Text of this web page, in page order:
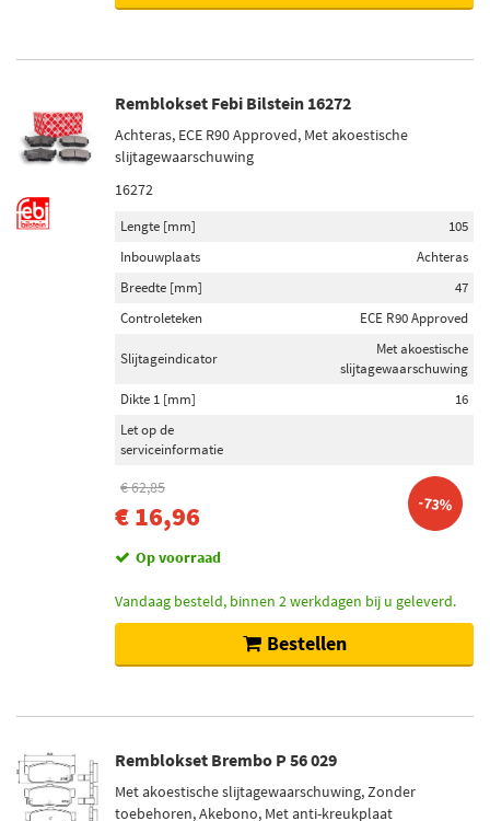
Remblokset Febi Bilstein 16272
Achteras, ECE R90 Approved, Met akoestische
slijtagewaarschuwing
16272
Lengte [mm]
105
Inbouwplaats
Achteras
Breedte [mm]
47
Controleteken
ECE R90 Approved
Slijtageindicator
Met akoestische
slijtagewaarschuwing
Dikte 1 [mm]
16
Let op de
serviceinformatie
€ 62,85
€ 16,96 -73%
Op voorraad
Vandaag besteld, binnen 2 werkdagen bij u geleverd.
Bestellen
Remblokset Brembo P 56 029
Met akoestische slijtagewaarschuwing, Zonder
toebehoren, Akebono, Met anti-kreukplaat